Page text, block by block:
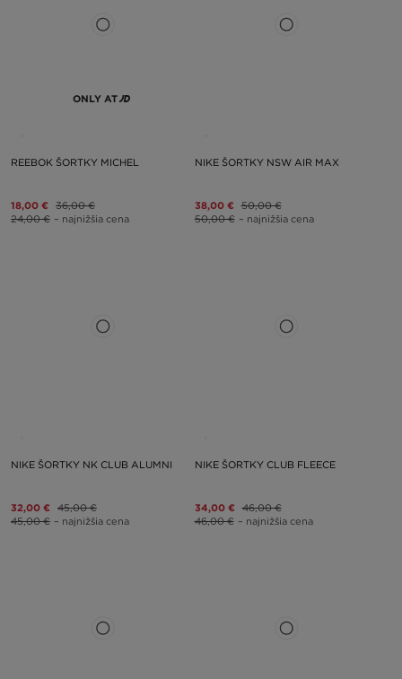
ONLY AT
REEBOK ŠORTKY MICHEL
18,00 € 36,00 €
24,00 € – najnižšia cena
NIKE ŠORTKY NSW AIR MAX
38,00 € 50,00 €
50,00 € – najnižšia cena
NIKE ŠORTKY NK CLUB ALUMNI
32,00 € 45,00 €
45,00 € – najnižšia cena
NIKE ŠORTKY CLUB FLEECE
34,00 € 46,00 €
46,00 € – najnižšia cena